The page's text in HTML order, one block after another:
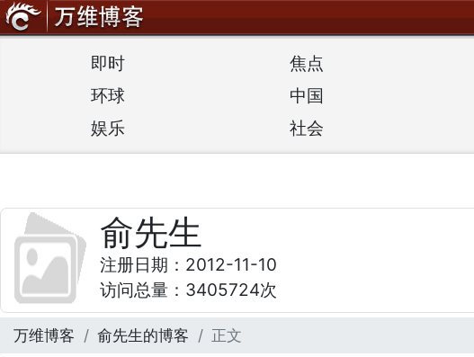
即时 焦点
环球
中国
娱乐
社会
俞先生
注册日期：2012-11-10
访问总量：3405724次
万维博客 俞先生的博客 正文